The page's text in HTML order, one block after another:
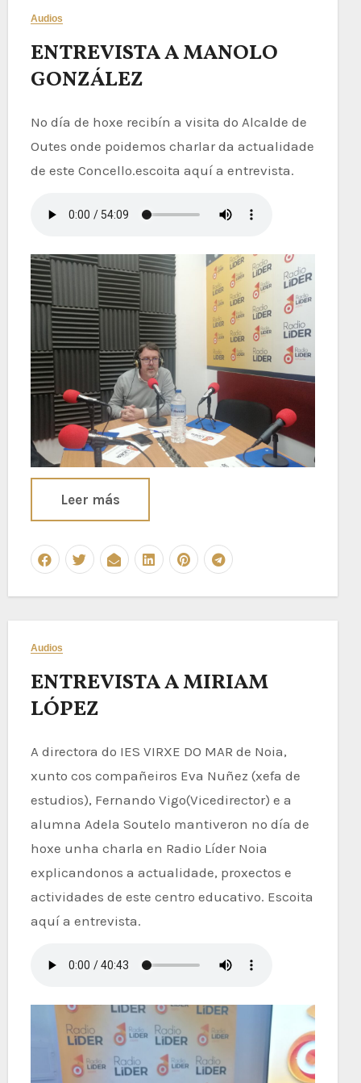
Audios
ENTREVISTA A MANOLO
GONZÁLEZ
No día de hoxe recibín a visita do Alcalde de
Outes onde poidemos charlar da actualidade
de este Concello.escoita aquí a entrevista.
Leer más
Audios
ENTREVISTA A MIRIAM
LÓPEZ
A directora do IES VIRXE DO MAR de Noia,
xunto cos compañeiros Eva Nuñez (xefa de
estudios), Fernando Vigo(Vicedirector) e a
alumna Adela Soutelo mantiveron no día de
hoxe unha charla en Radio Líder Noia
explicandonos a actualidade, proxectos e
actividades de este centro educativo. Escoita
aquí a entrevista.